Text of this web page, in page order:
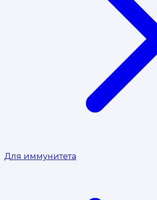
Для иммунитета